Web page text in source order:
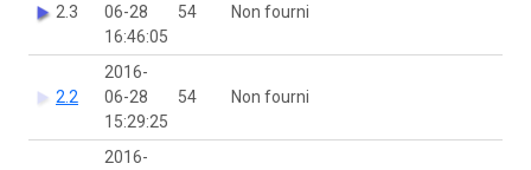
2.3
06-28
16:46:05
54 Non fourni
2.2
2016-
06-28
15:29:25
54 Non fourni
2016-